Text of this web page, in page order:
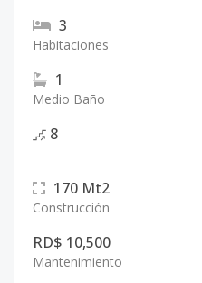
3
Habitaciones
1
Medio Baño
8
170 Mt2
Construcción
RD$ 10,500
Mantenimiento